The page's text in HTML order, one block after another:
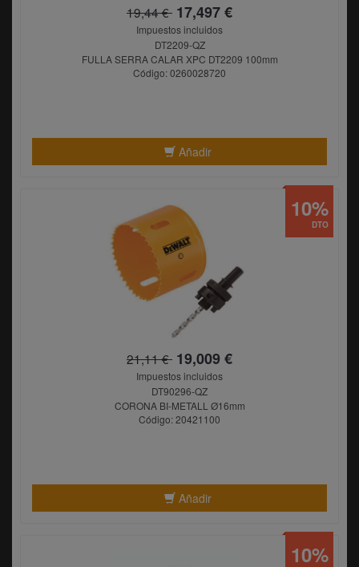
19,44 € 17,497 €
Impuestos incluidos
DT2209-QZ
FULLA SERRA CALAR XPC DT2209 100mm
Código: 0260028720
Añadir
21,11 € 19,009 €
Impuestos incluidos
DT90296-QZ
CORONA BI-METALL Ø16mm
Código: 20421100
Añadir
DTO
10%
10%